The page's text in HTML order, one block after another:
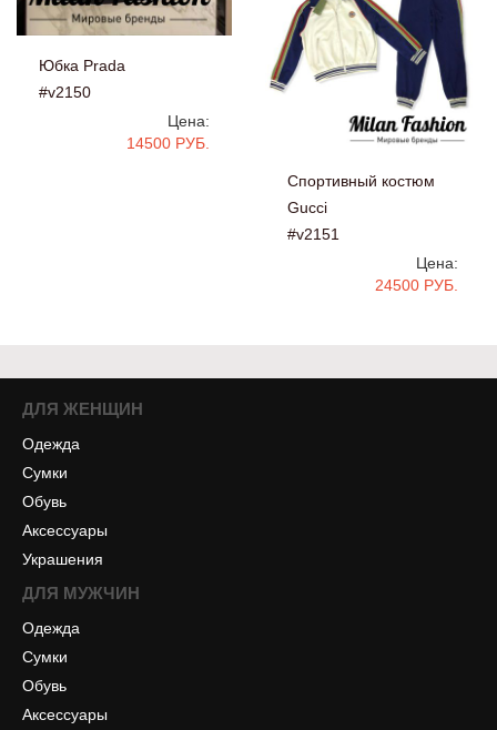
Юбка Prada
#v2150
Цена:
14500 РУБ.
Спортивный костюм
Gucci
#v2151
Цена:
24500 РУБ.
ДЛЯ ЖЕНЩИН
Одежда
Сумки
Обувь
Аксессуары
Украшения
ДЛЯ МУЖЧИН
Одежда
Сумки
Обувь
Аксессуары